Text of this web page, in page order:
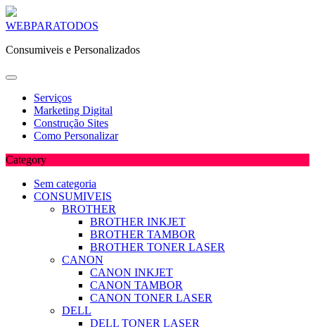
Skip
content
WEBPARATODOS
Consumiveis e Personalizados
Serviços
Marketing Digital
Construção Sites
Como Personalizar
Category
Sem categoria
CONSUMIVEIS
BROTHER
BROTHER INKJET
BROTHER TAMBOR
BROTHER TONER LASER
CANON
CANON INKJET
CANON TAMBOR
CANON TONER LASER
DELL
DELL TONER LASER